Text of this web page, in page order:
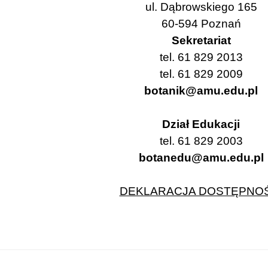
ul. Dąbrowskiego 165
60-594 Poznań
Sekretariat
tel. 61 829 2013
tel. 61 829 2009
botanik@amu.edu.pl
Dział Edukacji
tel. 61 829 2003
botanedu@amu.edu.pl
DEKLARACJA